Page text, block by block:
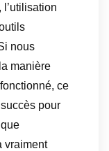
nous
manière
ce
pour
vraiment